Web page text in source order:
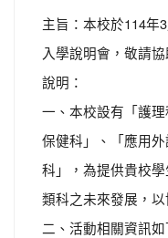
主旨：本校於114年
入學說明會，敬請
說明：
一、本校設有「護
保健科」、「應用
科」，為提供貴校
類科之未來發展，
二、活動相關資訊如